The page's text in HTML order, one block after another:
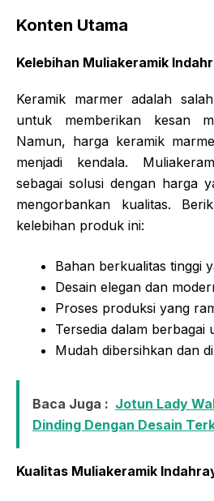
Konten Utama
Kelebihan Muliakeramik
Keramik marmer adalah
untuk memberikan kesan
Namun, harga keramik
menjadi kendala.
sebagai solusi dengan harga
mengorbankan kualitas.
kelebihan produk ini:
Bahan berkualitas tinggi
Desain elegan dan
Proses produksi yang
Tersedia dalam berbagai
Mudah dibersihkan dan
Baca Juga : Jotun Lady
Dinding Dengan Desain
Kualitas Muliakeramik